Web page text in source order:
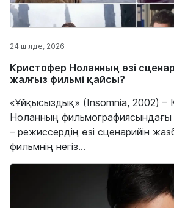
24 шілде, 2026
Кристофер Ноланның өзі
жалғыз фильмі қайсы?
«Ұйқысыздық» (Insomnia, 2002) –
Ноланның
– режиссердің өзі сценарийін
фильмнің негіз...